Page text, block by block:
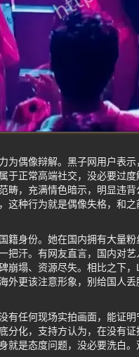
为偶像辩解。黑子网用户表
于正常高端社交，没必要过
畴，充满情色暗示，明显违
这种行为就是偶像失格，和之
籍身份。她在国内拥有大量
把汗。有网友直言，国内对
崩塌、资源尽失。相比之下
外更该注意形象，别给国人丢
有任何现场实拍画面，能证
分化，支持方认为，在没有
就是态度问题，没必要洗白